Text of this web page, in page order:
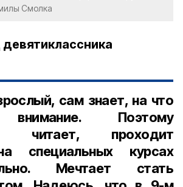
Смолка
сам знает, на что
внимание. Поэтому
читает, проходит
специальных курсах
Мечтает стать